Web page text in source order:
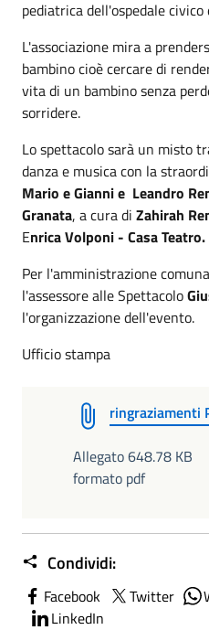
pediatrica dell'ospedale civico
L'associazione mira a
bambino cioè cercare di
vita di un bambino senza
sorridere.
Lo spettacolo sarà un misto
danza e musica con la
Mario e Gianni e Leandro
Granata, a cura di Zahirah
Enrica Volponi - Casa Teatro.
Per l'amministrazione
l'assessore alle Spettacolo
l'organizzazione dell'evento.
Ufficio stampa
ringraziamenti
Allegato 648.78 KB
formato pdf
Condividi:
Facebook Twitter
LinkedIn